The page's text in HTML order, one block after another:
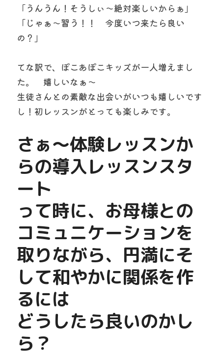
「うんうん！そうしぃ～絶対楽しいからぁ」
「じゃぁ～習う！！　今度いつ来たら良い
の？」
てな訳で、ぽこあぽこキッズが一人増えまし
た。　嬉しいなぁ～
生徒さんとの素敵な出会いがいつも嬉しいです
し！初レッスンがとっても楽しみです。
さぁ～体験レッスンか
らの導入レッスンスタ
ート
って時に、お母様との
コミュニケーションを
取りながら、円満にそ
して和やかに関係を作
るには
どうしたら良いのかし
ら？